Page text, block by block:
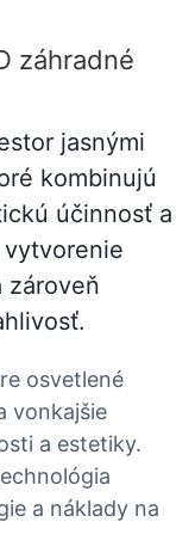
záhradné
jasnými
kombinujú
účinnosť a
zároveň
osvetlené
vonkajšie
a estetiky.
a náklady na